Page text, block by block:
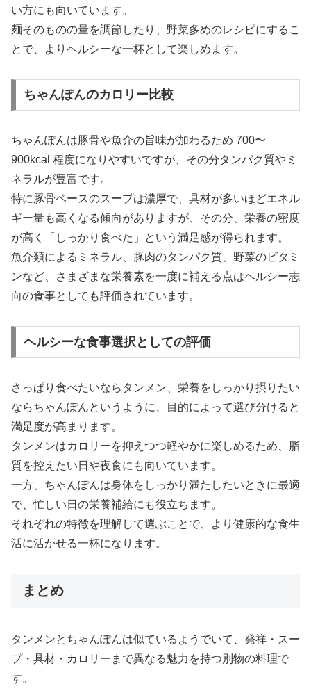
い方にも向いています。
麺そのものの量を調節したり、野菜多めのレシピにするこ
とで、よりヘルシーな一杯として楽しめます。
ちゃんぽんのカロリー比較
ちゃんぽんは豚骨や魚介の旨味が加わるため 700〜
900kcal 程度になりやすいですが、その分タンパク質やミ
ネラルが豊富です。
特に豚骨ベースのスープは濃厚で、具材が多いほどエネル
ギー量も高くなる傾向がありますが、その分、栄養の密度
が高く「しっかり食べた」という満足感が得られます。
魚介類によるミネラル、豚肉のタンパク質、野菜のビタミ
ンなど、さまざまな栄養素を一度に補える点はヘルシー志
向の食事としても評価されています。
ヘルシーな食事選択としての評価
さっぱり食べたいならタンメン、栄養をしっかり摂りたい
ならちゃんぽんというように、目的によって選び分けると
満足度が高まります。
タンメンはカロリーを抑えつつ軽やかに楽しめるため、脂
質を控えたい日や夜食にも向いています。
一方、ちゃんぽんは身体をしっかり満たしたいときに最適
で、忙しい日の栄養補給にも役立ちます。
それぞれの特徴を理解して選ぶことで、より健康的な食生
活に活かせる一杯になります。
まとめ
タンメンとちゃんぽんは似ているようでいて、発祥・スー
プ・具材・カロリーまで異なる魅力を持つ別物の料理で
す。